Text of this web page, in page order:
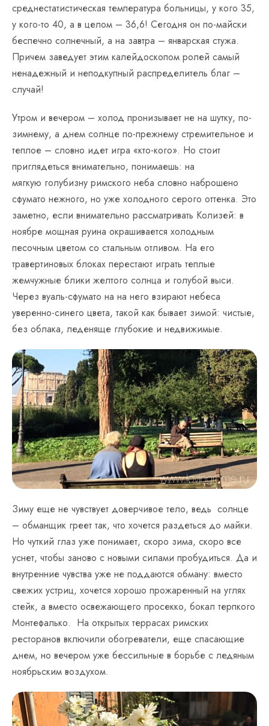
среднестатистическая температура больницы, у кого 35,
у кого-то 40, а в целом – 36,6! Сегодня он по-майски
беспечно солнечный, а на завтра – январская стужа.
Причем заведует этим калейдоскопом ролей самый
ненадежный и неподкупный распределитель благ –
случай!
Утром и вечером – холод пронизывает не на шутку, по-
зимнему, а днем солнце по-прежнему стремительное и
теплое – словно идет игра «кто-кого». Но стоит
приглядеться внимательно, понимаешь: на
мягкую голубизну римского неба словно наброшено
сфумато нежного, но уже холодного серого оттенка. Это
заметно, если внимательно рассматривать Колизей: в
ноябре мощная руина окрашивается холодным
песочным цветом со стальным отливом. На его
травертиновых блоках перестают играть теплые
жемчужные блики желтого солнца и голубой выси.
Через вуаль-сфумато на на него взирают небеса
уверенно-синего цвета, такой как бывает зимой: чистые,
без облака, леденяще глубокие и недвижимые.
Зиму еще не чувствует доверчивое тело, ведь солнце
– обманщик греет так, что хочется раздеться до майки.
Но чуткий глаз уже понимает, скоро зима, скоро все
уснет, чтобы заново с новыми силами пробудиться. Да и
внутренние чувства уже не поддаются обману: вместо
свежих устриц, хочется хорошо прожаренный на углях
стейк, а вместо освежающего просекко, бокал терпкого
Монтефалько. На открытых террасах римских
ресторанов включили обогреватели, еще спасающие
днем, но вечером уже бессильные в борьбе с ледяным
ноябрьским воздухом.